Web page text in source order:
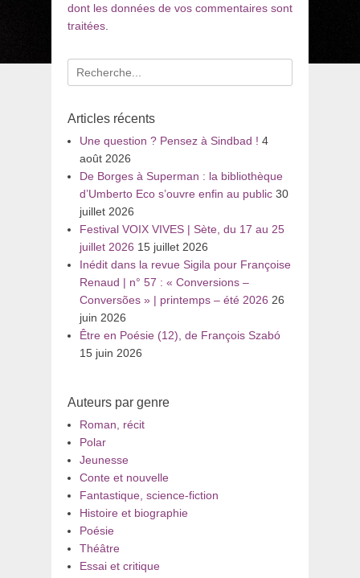
dont les données de vos commentaires sont
traitées
Recherche
pour
Articles récents
Une question ? Pensez à Sindbad ! 4
août 2026
De Borges à Superman : la bibliothèque
d’Umberto Eco s’ouvre enfin au public 30
juillet 2026
Festival VOIX VIVES | Sète, du 17 au 25
juillet 2026 15 juillet 2026
Inédit dans la revue Sigila pour Françoise
Renaud | n° 57 : « Conversions –
Conversões » | printemps – été 2026 26
juin 2026
Être en Poésie (12), de François Szabó
15 juin 2026
Auteurs par genre
Roman, récit
Polar
Jeunesse
Conte et nouvelle
Fantastique, science-fiction
Histoire et biographie
Poésie
Théâtre
Essai et critique